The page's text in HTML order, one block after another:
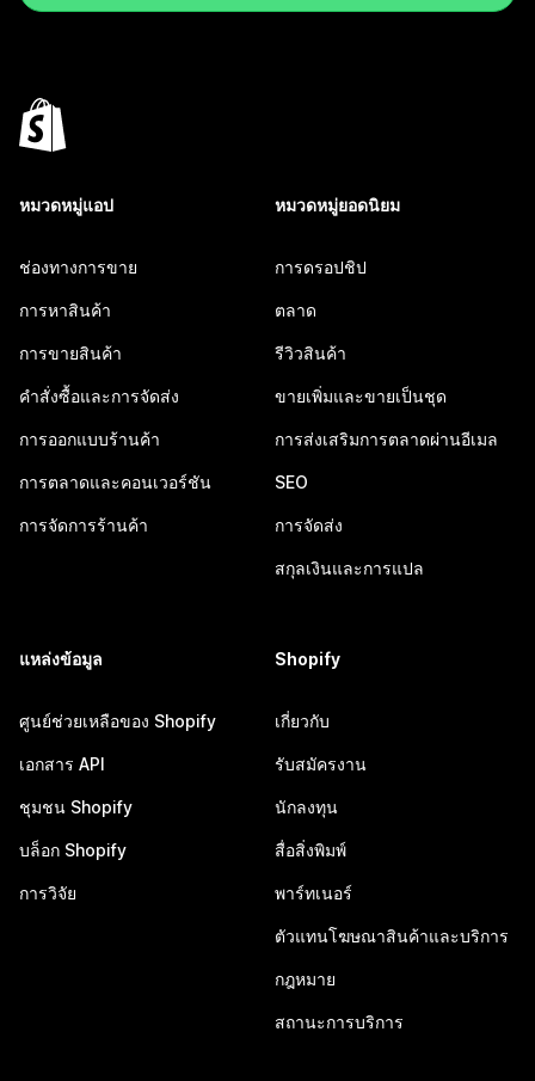
หมวดหมู่แอป
ช่องทางการขาย
การหาสินค้า
การขายสินค้า
คำสั่งซื้อและการจัดส่ง
การออกแบบร้านค้า
การตลาดและคอนเวอร์ชัน
การจัดการร้านค้า
หมวดหมู่ยอดนิยม
การดรอปชิป
ตลาด
รีวิวสินค้า
ขายเพิ่มและขายเป็นชุด
การส่งเสริมการตลาดผ่านอีเมล
SEO
การจัดส่ง
สกุลเงินและการแปล
แหล่งข้อมูล
ศูนย์ช่วยเหลือของ Shopify
เอกสาร API
ชุมชน Shopify
บล็อก Shopify
การวิจัย
Shopify
เกี่ยวกับ
รับสมัครงาน
นักลงทุน
สื่อสิ่งพิมพ์
พาร์ทเนอร์
ตัวแทนโฆษณาสินค้าและบริการ
กฎหมาย
สถานะการบริการ